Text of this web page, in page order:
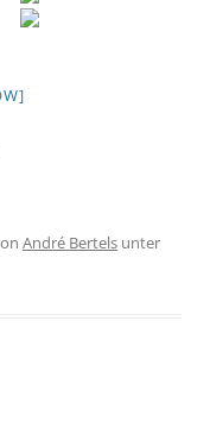
André Bertels unter